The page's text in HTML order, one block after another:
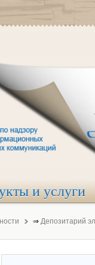
и услуги
⇒ Депозитарий